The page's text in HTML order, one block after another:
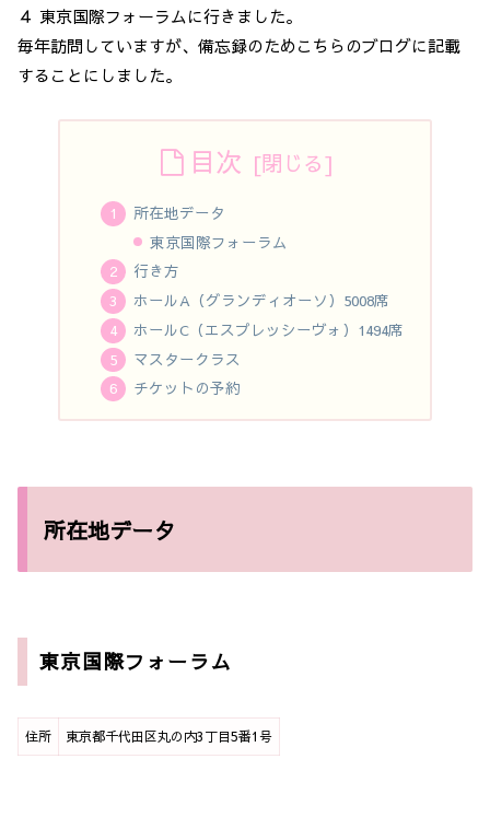
４ 東京国際フォーラムに行きました。
毎年訪問していますが、備忘録のためこちらのブログに記載
することにしました。
目次
所在地データ
東京国際フォーラム
行き方
ホールA（グランディオーソ）5008席
ホールC（エスプレッシーヴォ）1494席
マスタークラス
チケットの予約
所在地データ
東京国際フォーラム
住所 東京都千代田区丸の内3丁目5番1号